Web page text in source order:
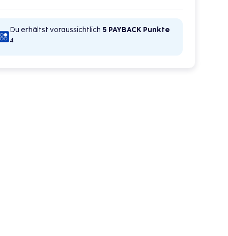
Du erhältst voraussichtlich 5 PAYBACK Punkte
4